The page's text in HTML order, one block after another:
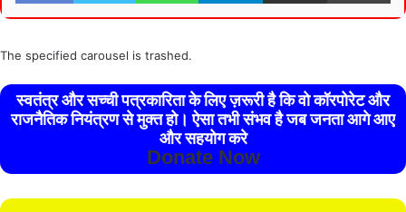
The specified carousel is trashed.
स्वतंत्र और सच्ची पत्रकारिता के लिए ज़रूरी है कि वो कॉरपोरेट और
राजनैतिक नियंत्रण से मुक्त हो। ऐसा तभी संभव है जब जनता आगे आए
और सहयोग करे
Donate Now